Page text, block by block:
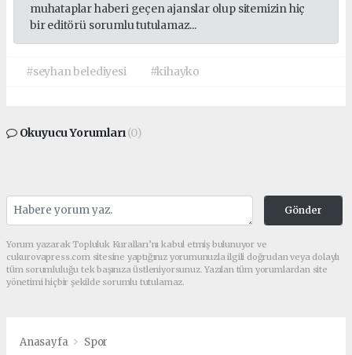
muhataplar haberi geçen ajanslar olup sitemizin hiç
bir editörü sorumlu tutulamaz...
#seyhan belediyesi #kihayko
Okuyucu Yorumları(0)
Gönder
Yorum yazarak Topluluk Kuralları’nı kabul etmiş bulunuyor ve
cukurovapress.com sitesine yaptığınız yorumunuzla ilgili doğrudan veya dolaylı
tüm sorumluluğu tek başınıza üstleniyorsunuz. Yazılan tüm yorumlardan site
yönetimi hiçbir şekilde sorumlu tutulamaz.
Anasayfa Spor